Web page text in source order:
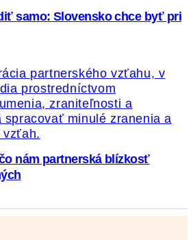
samo: Slovensko chce byť pri
nám partnerská blízkosť